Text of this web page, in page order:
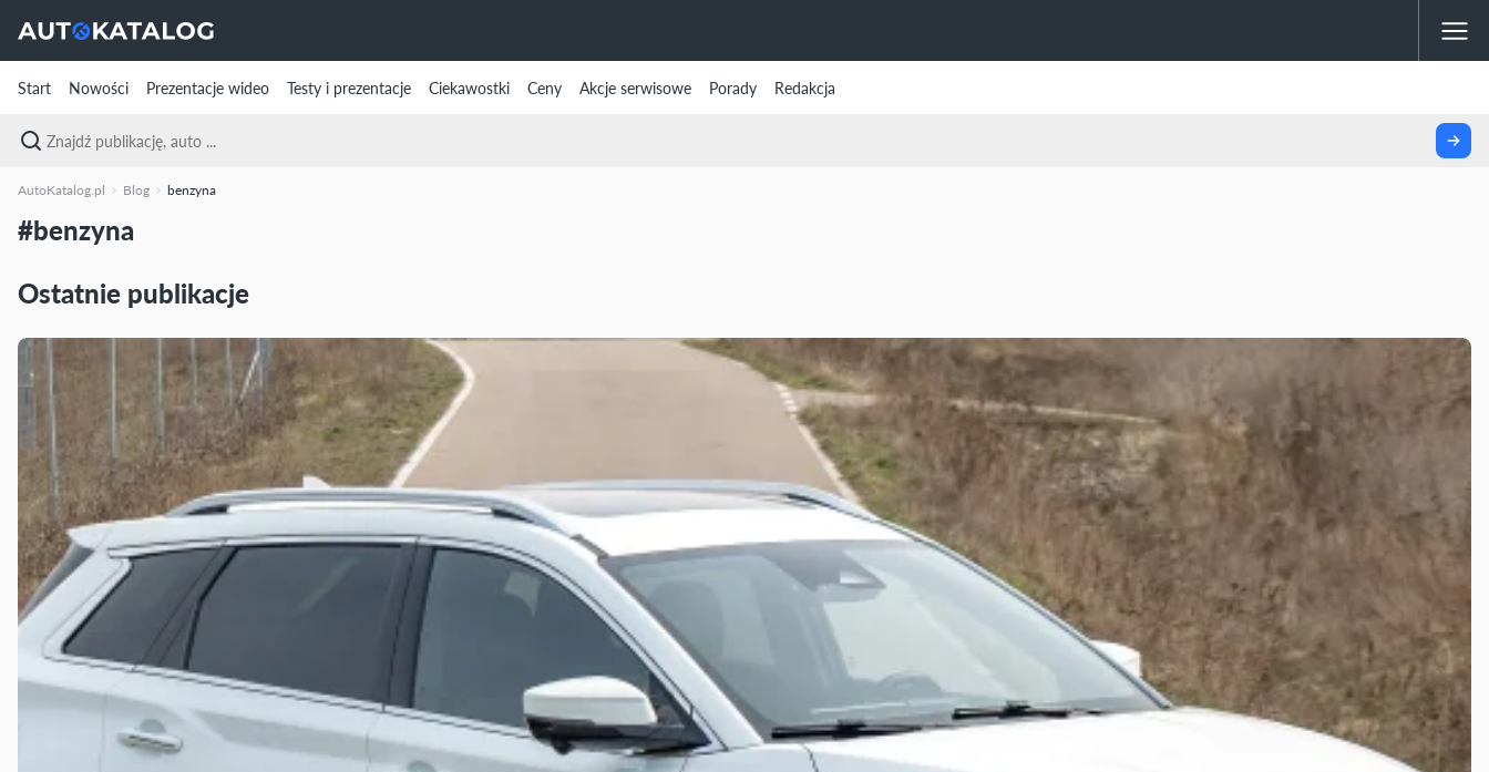
Start Nowości Prezentacje wideo Testy i prezentacje Ciekawostki Ceny Akcje serwisowe Porady Redakcja
AutoKatalog.pl Blog benzyna
#benzyna
Ostatnie publikacje